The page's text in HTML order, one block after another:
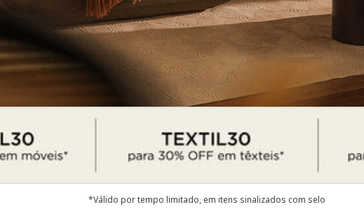
*Válido por tempo limitado, em itens sinalizados com selo